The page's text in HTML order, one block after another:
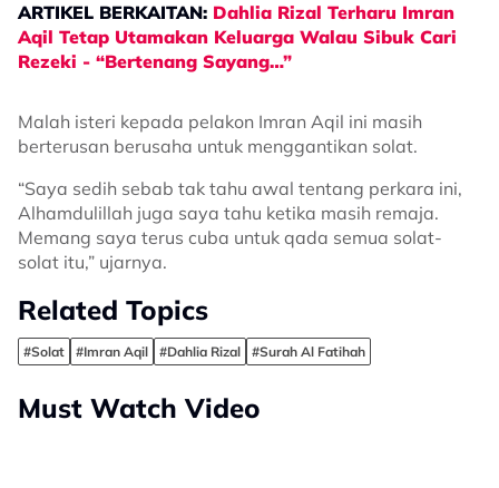
ARTIKEL BERKAITAN: Dahlia Rizal Terharu Imran
Aqil Tetap Utamakan Keluarga Walau Sibuk Cari
Rezeki - “Bertenang Sayang…”
Malah isteri kepada pelakon Imran Aqil ini masih
berterusan berusaha untuk menggantikan solat.
“Saya sedih sebab tak tahu awal tentang perkara ini,
Alhamdulillah juga saya tahu ketika masih remaja.
Memang saya terus cuba untuk qada semua solat-
solat itu,” ujarnya.
Related Topics
#Solat #Imran Aqil #Dahlia Rizal #Surah Al Fatihah
Must Watch Video